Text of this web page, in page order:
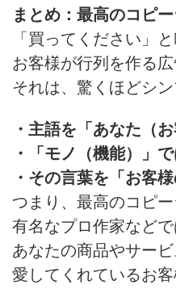
まとめ：最高のコピ
「買ってください」と
お客様が行列を作る広
それは、驚くほどシン
・主語を「あなた（
・「モノ（機能）」
・その言葉を「お客
つまり、最高のコピー
有名なプロ作家などで
あなたの商品やサー
愛してくれているお客